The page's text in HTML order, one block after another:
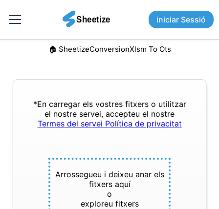
iniciar Sessió
🏠︎ SheetizeConversionXlsm To Ots
*En carregar els vostres fitxers o utilitzar
el nostre servei, accepteu el nostre
Termes del servei Política de privacitat
Arrossegueu i deixeu anar els
fitxers aquí
o
exploreu fitxers